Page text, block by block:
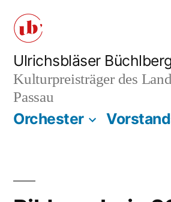
Zum
Inhalt
springen
Ulrichsbläser
Kulturpreisträger des
Passau
Orchester